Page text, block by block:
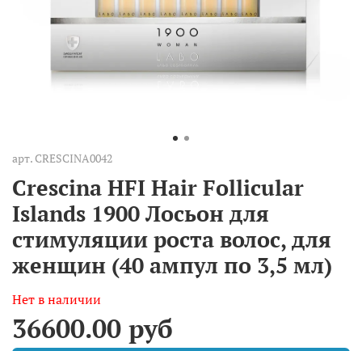
арт.CRESCINA0042
Crescina HFI Hair Follicular
Islands 1900 Лосьон для
стимуляции роста волос, для
женщин (40 ампул по 3,5 мл)
Нет в наличии
36600.00 руб